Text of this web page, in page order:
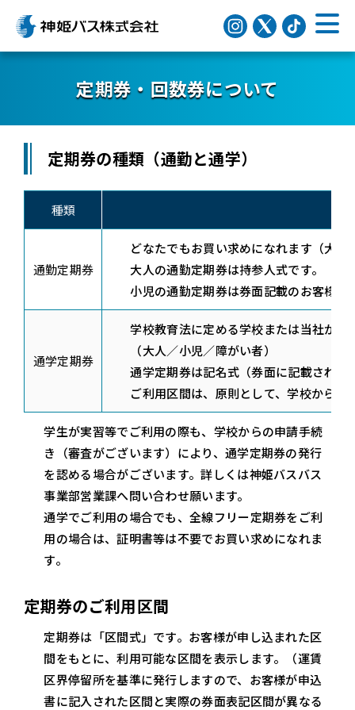
定期券・回数券について
定期券の種類（通勤と通学）
種類
通勤定期券
どなたでもお買い求めになれます（大
大人の通勤定期券は持参人式です。（
小児の通勤定期券は券面記載のお客様の
通学定期券
学校教育法に定める学校または当社が定
（大人／小児／障がい者）
通学定期券は記名式（券面に記載され
ご利用区間は、原則として、学校から認
学生が実習等でご利用の際も、学校からの申請手続
き（審査がございます）により、通学定期券の発行
を認める場合がございます。詳しくは神姫バスバス
事業部営業課へ問い合わせ願います。
通学でご利用の場合でも、全線フリー定期券をご利
用の場合は、証明書等は不要でお買い求めになれま
す。
定期券のご利用区間
定期券は「区間式」です。お客様が申し込まれた区
間をもとに、利用可能な区間を表示します。（運賃
区界停留所を基準に発行しますので、お客様が申込
書に記入された区間と実際の券面表記区間が異なる